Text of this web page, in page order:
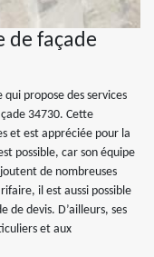
de façade
propose des services
34730. Cette
et est appréciée pour la
possible, car son équipe
de nombreuses
il est aussi possible
de devis. D’ailleurs, ses
et aux